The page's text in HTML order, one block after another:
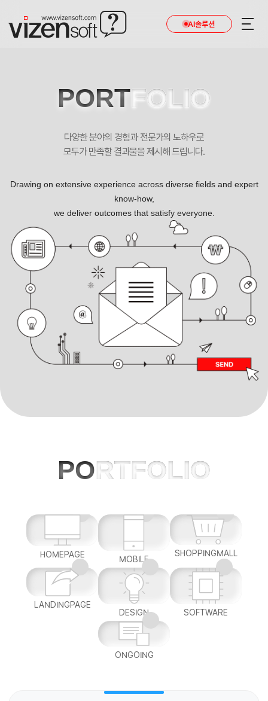
AI솔루션
동인커머스 포트폴리오
PORTFOLIO
다양한 분야의 경험과 전문가의 노하우로
모두가 만족할 결과물을 제시해 드립니다.
Drawing on extensive experience across diverse fields and expert
know-how,
we deliver outcomes that satisfy everyone.
PORTFOLIO
HOMEPAGE MOBILE
SHOPPINGMALL
LANDINGPAGE
DESIGN
SOFTWARE
ONGOING